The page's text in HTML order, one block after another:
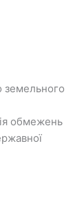
земельного
обмежень